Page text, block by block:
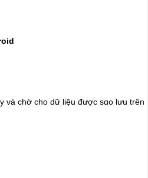
νà chờ cho dữ liệu được sɑo lưu trên